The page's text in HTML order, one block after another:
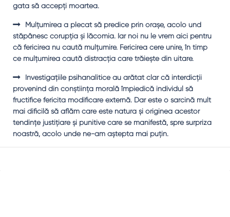
gata să accepţi moartea.
Mulţumirea a plecat să predice prin oraşe, acolo und
stăpânesc corupţia şi lăcomia. Iar noi nu le vrem aici pentru
că fericirea nu caută mulţumire. Fericirea cere unire, în timp
ce mulţumirea caută distracţia care trăieşte din uitare.
Investigaţiile psihanalitice au arătat clar că interdicţii
provenind din conştiinţa morală împiedică individul să
fructifice fericita modificare externă. Dar este o sarcină mult
mai dificilă să aflăm care este natura şi originea acestor
tendinţe justiţiare şi punitive care se manifestă, spre surpriza
noastră, acolo unde ne-am aştepta mai puţin.